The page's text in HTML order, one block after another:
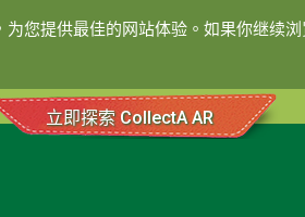
您提供最佳的网站体验。如果你继续
立即探索 CollectA AR